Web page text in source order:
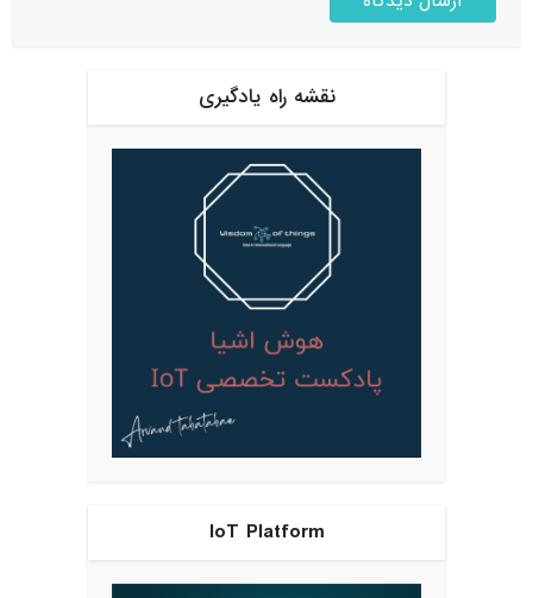
نقشه راه یادگیری
IoT Platform